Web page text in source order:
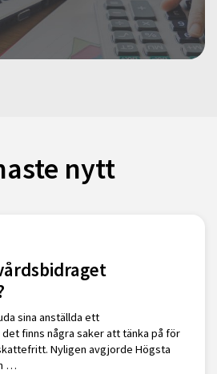
nytt
sina anställda ett
finns några saker att tänka på för
Nyligen avgjorde Högsta
…